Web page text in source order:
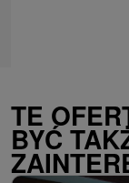
TE
BYĆ